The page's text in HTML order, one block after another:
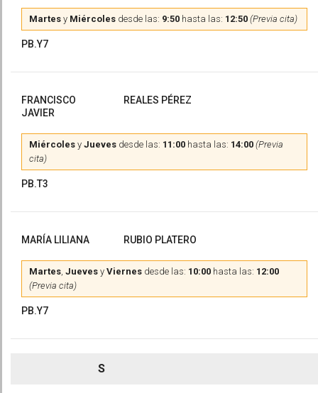
Martes y Miércoles desde las: 9:50 hasta las: 12:50 (Previa cita)
PB.Y7
FRANCISCO
JAVIER
REALES PÉREZ
Miércoles y Jueves desde las: 11:00 hasta las: 14:00 (Previa
cita)
PB.T3
MARÍA LILIANA RUBIO PLATERO
Martes, Jueves y Viernes desde las: 10:00 hasta las: 12:00
(Previa cita)
PB.Y7
S